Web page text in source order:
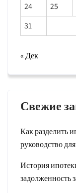
24
25
31
« Дек
Свежие
Как разделить
руководство
История
задолженность